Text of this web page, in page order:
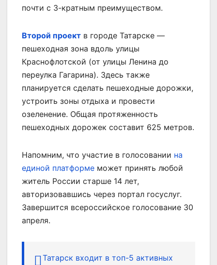
почти с 3-кратным преимуществом.
Второй проект в городе Татарске —
пешеходная зона вдоль улицы
Краснофлотской (от улицы Ленина до
переулка Гагарина). Здесь также
планируется сделать пешеходные дорожки,
устроить зоны отдыха и провести
озеленение. Общая протяженность
пешеходных дорожек составит 625 метров.
Напомним, что участие в голосовании на
единой платформе может принять любой
житель России старше 14 лет,
авторизовавшись через портал госуслуг.
Завершится всероссийское голосование 30
апреля.
Татарск входит в топ-5 активных